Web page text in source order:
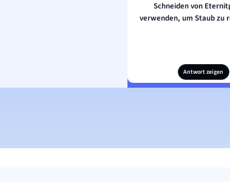
Schneiden von
verwenden, um Staub zu
Antwort zeigen